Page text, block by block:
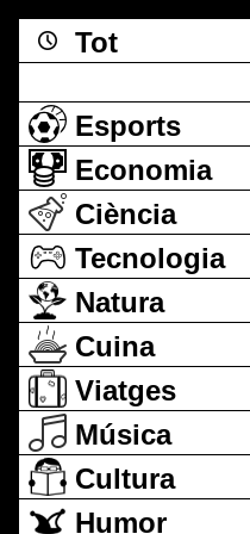
Tot
Esports
Economia
Ciència
Tecnologia
Natura
Cuina
Viatges
Música
Cultura
Humor